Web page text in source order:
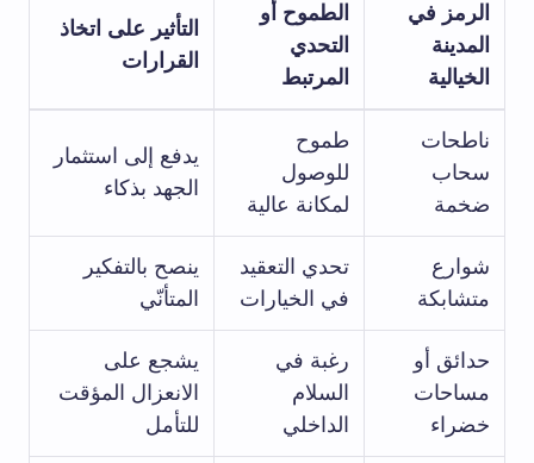
الرمز في
المدينة
الخيالية
الطموح أو
التحدي
المرتبط
التأثير على اتخاذ
القرارات
ناطحات
سحاب
ضخمة
طموح
للوصول
لمكانة عالية
يدفع إلى استثمار
الجهد بذكاء
شوارع
متشابكة
تحدي التعقيد
في الخيارات
ينصح بالتفكير
المتأنّي
حدائق أو
مساحات
خضراء
رغبة في
السلام
الداخلي
يشجع على
الانعزال المؤقت
للتأمل